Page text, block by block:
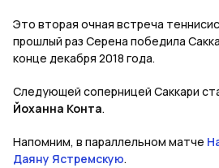
Это вторая очная встреча
прошлый раз Серена победила
конце декабря 2018 года.
Следующей соперницей Саккари
Йоханна Конта.
Напомним, в параллельном матче
Даяну Ястремскую.